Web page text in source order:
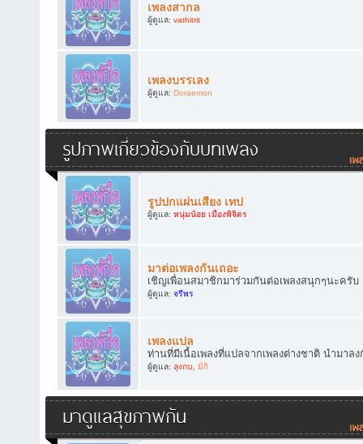
เพลงสากล
ผู้ดูแล: vathitrit
เพลงบรรเลง
ผู้ดูแล: Doraemon
รูปภาพเกี่ยวข้องกับบทเพลง
รูปปกแผ่นเสียง เทป
ผู้ดูแล: หนุ่มน้อย เมืองพิจิตร
มาต่อเพลงกันเถอะ
เชิญเพื่อนสมาชิกมาร่วมกันต่อเพลงสนุกๆนะครับ
ผู้ดูแล: จรีพร
เพลงแปล
ท่านที่มีเนื้อเพลงที่แปลจากเพลงต่างชาติ นำมาล
ผู้ดูแล: ลุงกบ, มิกิ
มาดูแลสุขภาพกัน